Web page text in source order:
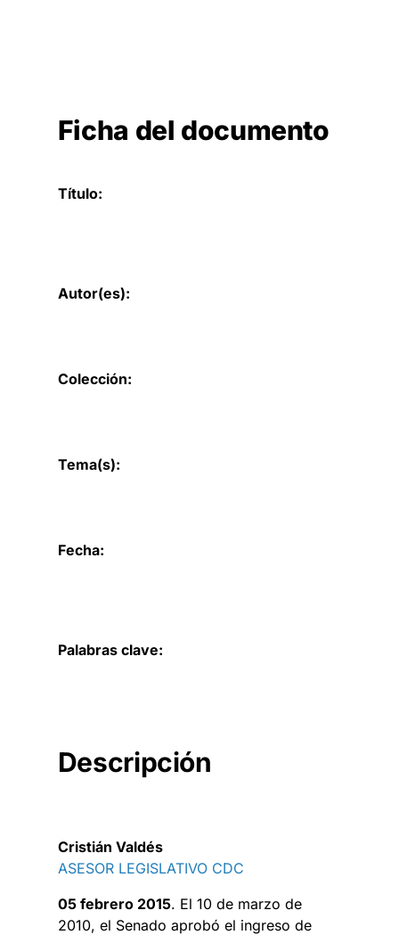
Ficha del documento
Título:
Autor(es):
Colección:
Tema(s):
Fecha:
Palabras clave:
Descripción
Cristián Valdés
ASESOR LEGISLATIVO CDC
05 febrero 2015. El 10 de marzo de
2010, el Senado aprobó el ingreso de